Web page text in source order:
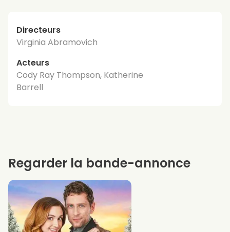
Directeurs
Virginia Abramovich
Acteurs
Cody Ray Thompson, Katherine
Barrell
Regarder la bande-annonce